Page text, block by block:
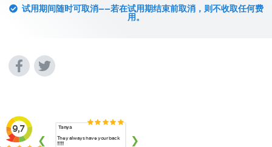
试用期间随时可取消——若在试用期结束前取消，则不收取任何费
用。